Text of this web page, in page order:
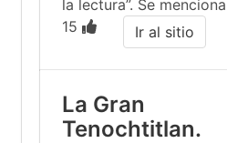
la lectura”. Se
15
Ir al sitio
La Gran
Tenochtitlan.